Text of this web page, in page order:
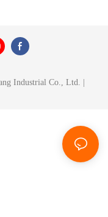
Industrial Co., Ltd. |